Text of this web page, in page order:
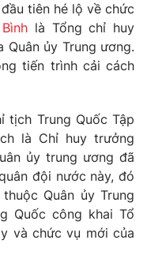
tiên hé lộ về chức
là Tổng chỉ huy
Quân ủy Trung ương.
tiến trình cải cách
tịch Trung Quốc Tập
là Chỉ huy trưởng
ủy trung ương đã
đội nước này, đó
Quân ủy Trung
Quốc công khai Tổ
và chức vụ mới của